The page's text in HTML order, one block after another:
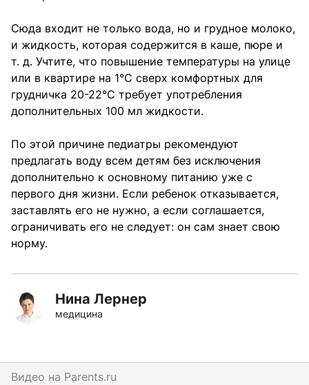
Сюда входит не только вода, но и грудное молоко,
и жидкость, которая содержится в каше, пюре и
т. д. Учтите, что повышение температуры на улице
или в квартире на 1°С сверх комфортных для
грудничка 20-22°С требует употребления
дополнительных 100 мл жидкости.
По этой причине педиатры рекомендуют
предлагать воду всем детям без исключения
дополнительно к основному питанию уже с
первого дня жизни. Если ребенок отказывается,
заставлять его не нужно, а если соглашается,
ограничивать его не следует: он сам знает свою
норму.
Нина Лернер
медицина
Видео на parents.ru